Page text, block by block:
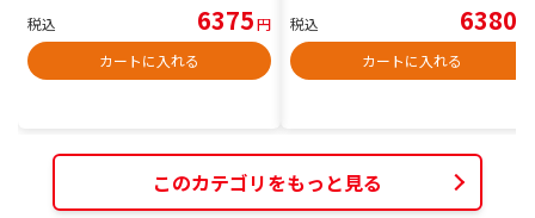
税込 6375円
カートに入れる
税込 6380
カートに入れる
このカテゴリをもっと見る